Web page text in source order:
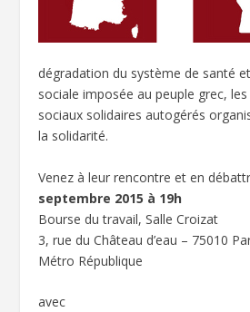
dégradation du système de santé
sociale imposée au peuple grec,
sociaux solidaires autogérés
la solidarité.
Venez à leur rencontre et en
septembre 2015 à 19h
Bourse du travail, Salle Croizat
3, rue du Château d’eau – 75010
Métro République
avec